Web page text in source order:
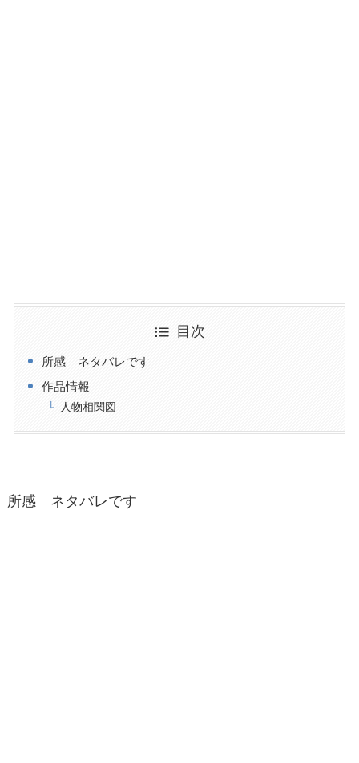
目次
所感 ネタバレです
作品情報
人物相関図
所感 ネタバレです